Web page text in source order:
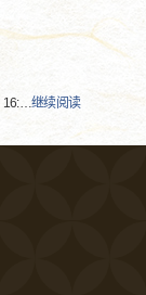
16:…继续阅读